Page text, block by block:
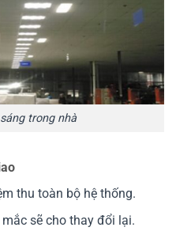
trong nhà
thu toàn bộ hệ thống.
sẽ cho thay đổi lại.